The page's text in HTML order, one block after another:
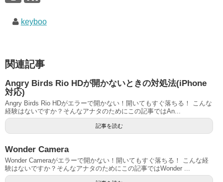
keyboo
関連記事
Angry Birds Rio HDが開かないときの対処法(iPhone
対応)
Angry Birds Rio HDがエラーで開かない！開いてもすぐ落ちる！ こんな
経験はないですか？そんなアナタのためにこの記事ではAn...
記事を読む
Wonder Camera
Wonder Cameraがエラーで開かない！開いてもすぐ落ちる！ こんな経
験はないですか？そんなアナタのためにこの記事ではWonder ...